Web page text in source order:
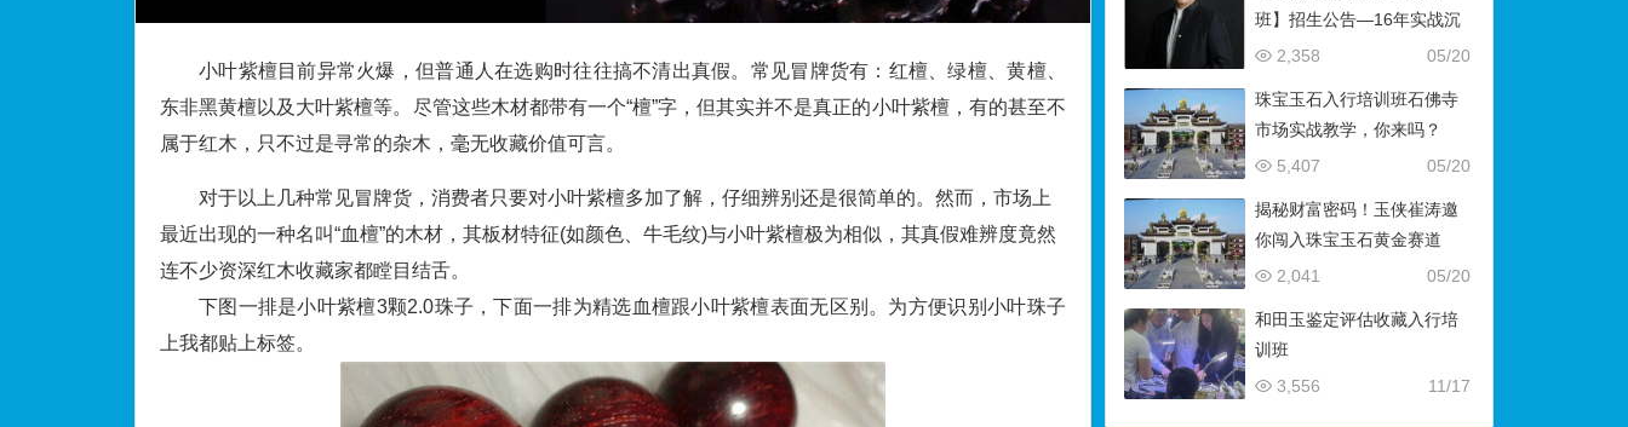
小叶紫檀目前异常火爆，但普通人在选购时往往搞不清出真假。常见冒牌货有：红檀、绿檀、黄檀、
东非黑黄檀以及大叶紫檀等。尽管这些木材都带有一个“檀”字，但其实并不是真正的小叶紫檀，有的甚至不
属于红木，只不过是寻常的杂木，毫无收藏价值可言。
对于以上几种常见冒牌货，消费者只要对小叶紫檀多加了解，仔细辨别还是很简单的。然而，市场上
最近出现的一种名叫“血檀”的木材，其板材特征(如颜色、牛毛纹)与小叶紫檀极为相似，其真假难辨度竟然
连不少资深红木收藏家都瞠目结舌。
下图一排是小叶紫檀3颗2.0珠子，下面一排为精选血檀跟小叶紫檀表面无区别。为方便识别小叶珠子
上我都贴上标签。
班】招生公告—16年实战沉
淀，助你叩开财富与传承之
05/20
2,358
珠宝玉石入行培训班石佛寺
市场实战教学，你来吗？
05/20
5,407
揭秘财富密码！玉侠崔涛邀
你闯入珠宝玉石黄金赛道
05/20
2,041
和田玉鉴定评估收藏入行培
训班
11/17
3,556